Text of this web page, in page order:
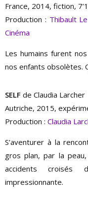
France, 2014, fiction,
Production : Thibault
Cinéma
Les humains furent
nos enfants obsolètes.
SELF de Claudia Larcher
Autriche, 2015,
Production : Claudia
S’aventurer à la
gros plan, par la
accidents croisés
impressionnante.